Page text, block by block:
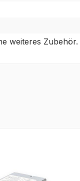
weiteres